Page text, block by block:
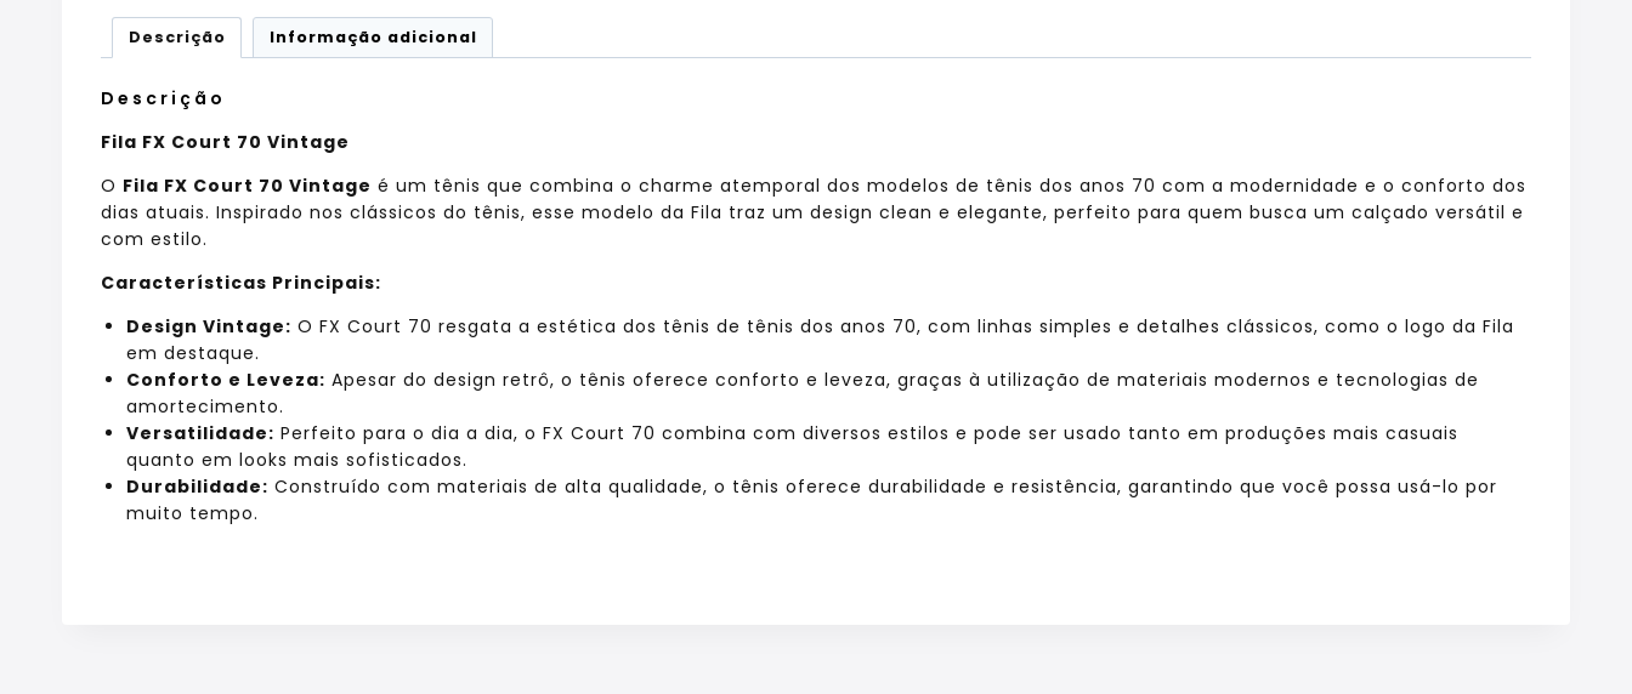
Descrição Informação adicional
Descrição
Fila FX Court 70 Vintage
O Fila FX Court 70 Vintage é um tênis que combina o charme atemporal dos modelos de tênis dos anos 70 com a modernidade e o conforto dos
dias atuais. Inspirado nos clássicos do tênis, esse modelo da Fila traz um design clean e elegante, perfeito para quem busca um calçado versátil e
com estilo.
Características Principais:
Design Vintage: O FX Court 70 resgata a estética dos tênis de tênis dos anos 70, com linhas simples e detalhes clássicos, como o logo da Fila
em destaque.
Conforto e Leveza: Apesar do design retrô, o tênis oferece conforto e leveza, graças à utilização de materiais modernos e tecnologias de
amortecimento.
Versatilidade: Perfeito para o dia a dia, o FX Court 70 combina com diversos estilos e pode ser usado tanto em produções mais casuais
quanto em looks mais sofisticados.
Durabilidade: Construído com materiais de alta qualidade, o tênis oferece durabilidade e resistência, garantindo que você possa usá-lo por
muito tempo.